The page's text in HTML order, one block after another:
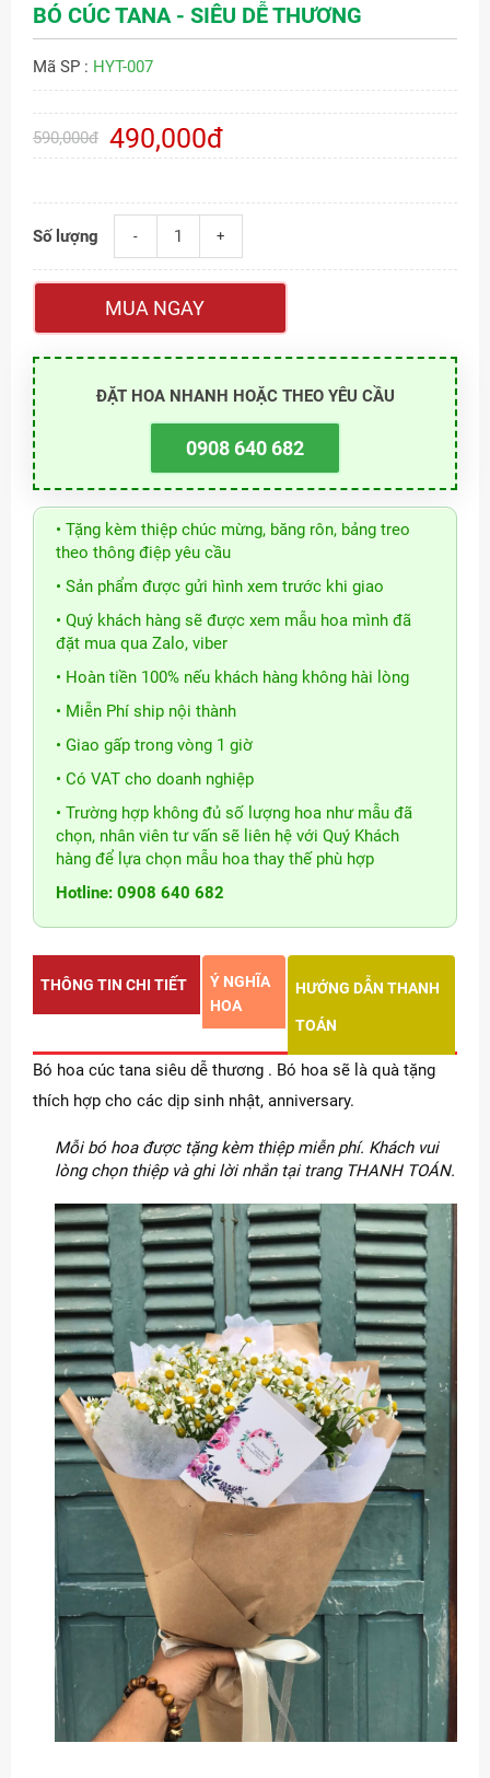
BÓ CÚC TANA - SIÊU DỄ THƯƠNG
Mã SP : HYT-007
590,000đ 490,000đ
Số lượng - +
MUA NGAY
ĐẶT HOA NHANH HOẶC THEO YÊU CẦU
0908 640 682
• Tặng kèm thiệp chúc mừng, băng rôn, bảng treo
theo thông điệp yêu cầu
• Sản phẩm được gửi hình xem trước khi giao
• Quý khách hàng sẽ được xem mẫu hoa mình đã
đặt mua qua Zalo, viber
• Hoàn tiền 100% nếu khách hàng không hài lòng
• Miễn Phí ship nội thành
• Giao gấp trong vòng 1 giờ
• Có VAT cho doanh nghiệp
• Trường hợp không đủ số lượng hoa như mẫu đã
chọn, nhân viên tư vấn sẽ liên hệ với Quý Khách
hàng để lựa chọn mẫu hoa thay thế phù hợp
Hotline: 0908 640 682
THÔNG TIN CHI TIẾT
Ý NGHĨA
HOA
HƯỚNG DẪN THANH
TOÁN
Bó hoa cúc tana siêu dễ thương . Bó hoa sẽ là quà tặng
thích hợp cho các dịp sinh nhật, anniversary.
Mỗi bó hoa được tặng kèm thiệp miễn phí. Khách vui
lòng chọn thiệp và ghi lời nhắn tại trang THANH TOÁN.